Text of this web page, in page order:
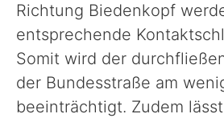
Richtung Biedenkopf
entsprechende
Somit wird der
der Bundesstraße am
beeinträchtigt. Zudem